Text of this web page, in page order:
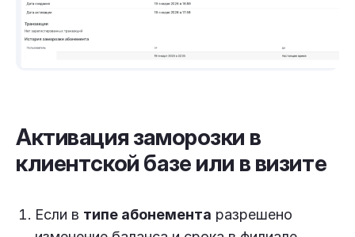
Активация заморозки в
клиентской базе или в визите
Если в типе абонемента разрешено